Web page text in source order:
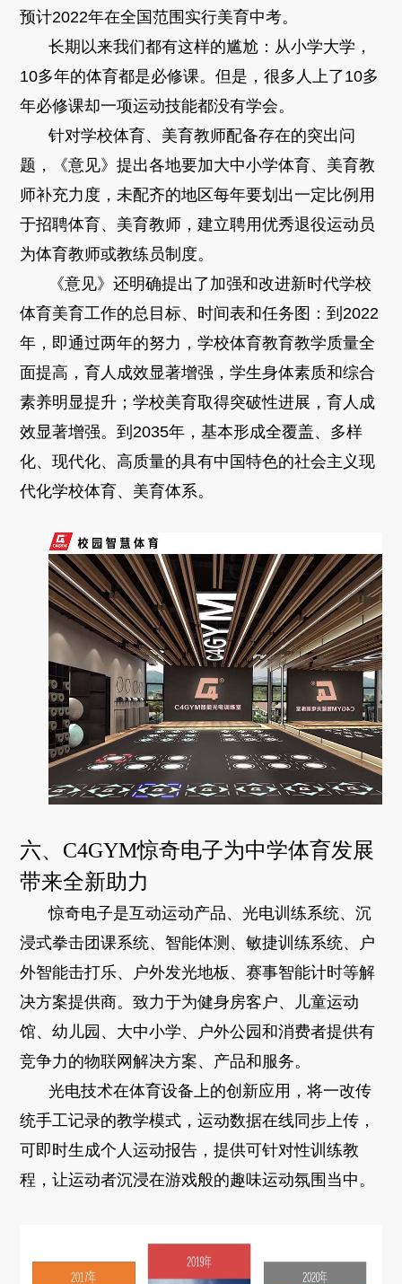
预计2022年在全国范围实行美育中考。
长期以来我们都有这样的尴尬：从小学大学，
10多年的体育都是必修课。但是，很多人上了10多
年必修课却一项运动技能都没有学会。
针对学校体育、美育教师配备存在的突出问
题，《意见》提出各地要加大中小学体育、美育教
师补充力度，未配齐的地区每年要划出一定比例用
于招聘体育、美育教师，建立聘用优秀退役运动员
为体育教师或教练员制度。
《意见》还明确提出了加强和改进新时代学校
体育美育工作的总目标、时间表和任务图：到2022
年，即通过两年的努力，学校体育教育教学质量全
面提高，育人成效显著增强，学生身体素质和综合
素养明显提升；学校美育取得突破性进展，育人成
效显著增强。到2035年，基本形成全覆盖、多样
化、现代化、高质量的具有中国特色的社会主义现
代化学校体育、美育体系。
六、C4GYM惊奇电子为中学体育发展
带来全新助力
惊奇电子是互动运动产品、光电训练系统、沉
浸式拳击团课系统、智能体测、敏捷训练系统、户
外智能击打乐、户外发光地板、赛事智能计时等解
决方案提供商。致力于为健身房客户、
儿童运动
馆、幼儿园、大中小学、户外公园和消费者提供有
竞争力的物联网解决方案、产品和服务。
光电技术在体育设备上的创新应用，将一改传
统手工记录的教学模式，运动数据在线同步上传，
可即时生成个人运动报告，提供可针对性训练教
程 ，让运动者沉浸在游戏般的趣味运动氛围当中。